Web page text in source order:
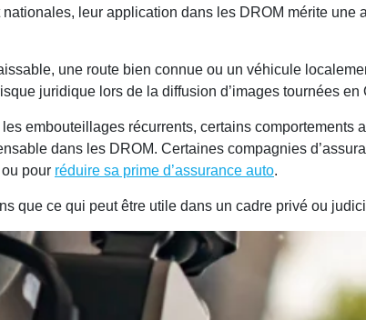
leur application dans les DROM mérite une
une route bien connue ou un véhicule
juridique lors de la diffusion d’images tournées en
les embouteillages récurrents, certains
dans les DROM. Certaines compagnies
ou pour réduire sa prime d’assurance auto.
que ce qui peut être utile dans un cadre privé ou